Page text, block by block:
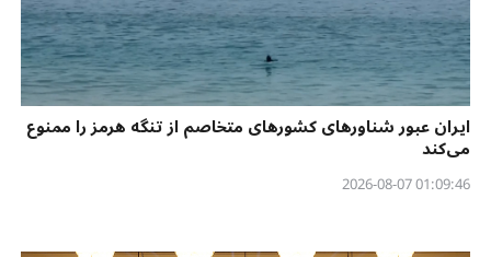
ایران عبور شناورهای کشورهای متخاصم از تنگه هرمز را ممنوع
می‌کند
01:09:46 2026-08-07